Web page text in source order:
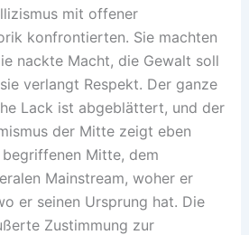
mit offener
konfrontierten. Sie machten
nackte Macht, die Gewalt soll
verlangt Respekt. Der ganze
Lack ist abgeblättert, und der
der Mitte zeigt eben
Mitte, dem
Mainstream, woher er
er seinen Ursprung hat. Die
Zustimmung zur